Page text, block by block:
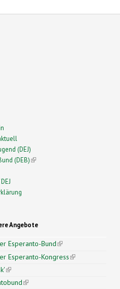
(DEJ)
(DEB)(link is external)
Angebote
Esperanto-Bund(link is
external)
Esperanto-Kongress(link is
(link is external)
(link is external)